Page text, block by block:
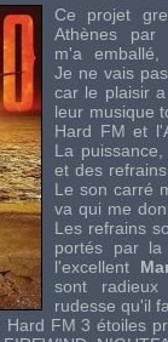
Ce projet
Athènes par
m'a emballé,
Je ne vais
car le plaisir
leur musique
Hard FM et
La
et des
Le son carré
va qui me
Les refrains
portés par
l'excellent
sont
rudesse qu'il
FM 3 étoiles